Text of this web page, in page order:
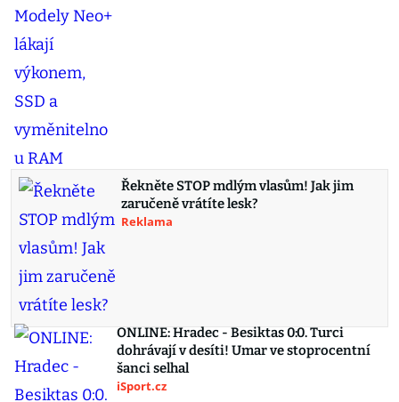
Řekněte STOP mdlým vlasům! Jak jim
zaručeně vrátíte lesk?
Reklama
ONLINE: Hradec - Besiktas 0:0. Turci
dohrávají v desíti! Umar ve stoprocentní
šanci selhal
iSport.cz